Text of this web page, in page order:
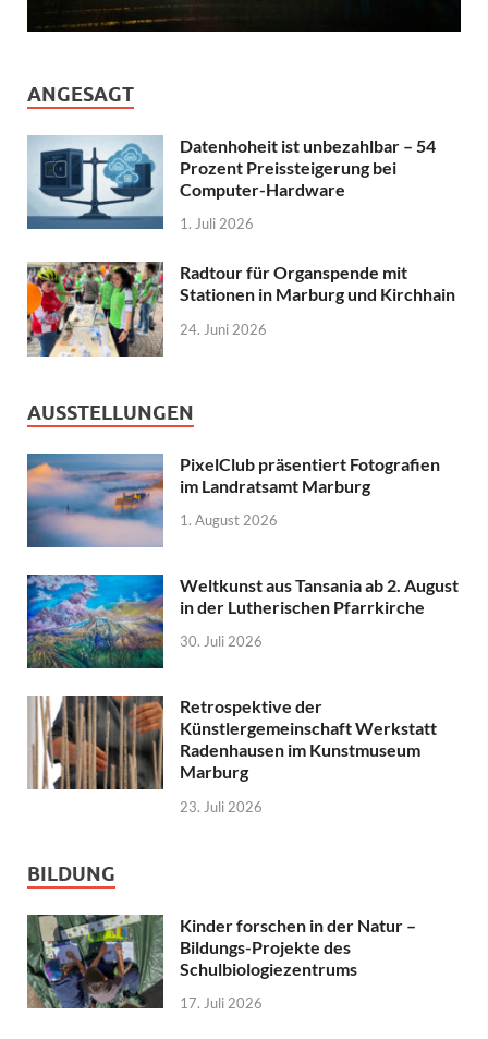
ANGESAGT
Datenhoheit ist unbezahlbar – 54
Prozent Preissteigerung bei
Computer-Hardware
1. Juli 2026
Radtour für Organspende mit
Stationen in Marburg und Kirchhain
24. Juni 2026
AUSSTELLUNGEN
PixelClub präsentiert Fotografien
im Landratsamt Marburg
1. August 2026
Weltkunst aus Tansania ab 2. August
in der Lutherischen Pfarrkirche
30. Juli 2026
Retrospektive der
Künstlergemeinschaft Werkstatt
Radenhausen im Kunstmuseum
Marburg
23. Juli 2026
BILDUNG
Kinder forschen in der Natur –
Bildungs-Projekte des
Schulbiologiezentrums
17. Juli 2026